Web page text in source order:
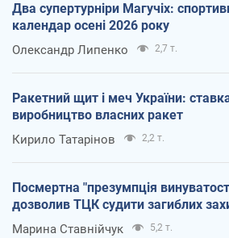
Два супертурніри Магучіх:
календар осені 2026 року
Олександр Липенко 2,7 т.
Ракетний щит і меч України:
виробництво власних ракет
Кирило Татарінов 2,2 т.
Посмертна "презумпція
дозволив ТЦК судити загиблих
Марина Ставнійчук 5,2 т.